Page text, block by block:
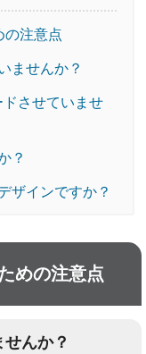
の注意点
ませんか？
させていませ
？
ザインですか？
めの注意点
んか？